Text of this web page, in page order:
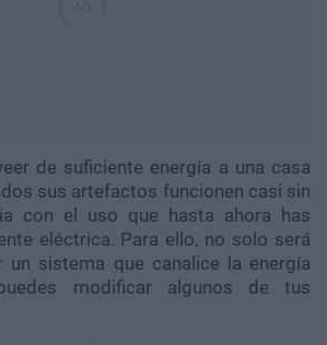
de suficiente energía a una casa
sus artefactos funcionen casi sin
con el uso que hasta ahora has
eléctrica. Para ello, no solo será
un sistema que canalice la energía
modificar algunos de tus